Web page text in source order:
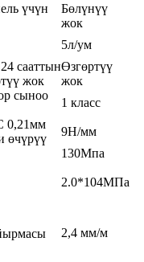
үчүн
Бөлүнүү
жок
5л/ум
сааттын
жок
Өзгөртүү
жок
сыноо
1 класс
0,21мм
өчүрүү
9Н/мм
130Мпа
2.0*104МПа
2,4 мм/м